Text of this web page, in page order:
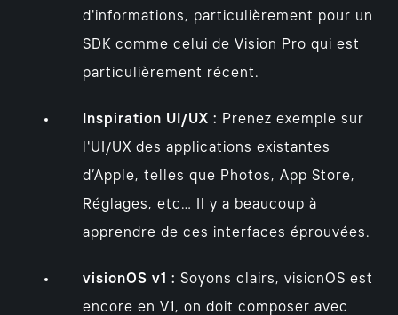
d'informations, particulièrement pour un
SDK comme celui de Vision Pro qui est
particulièrement récent.
Inspiration UI/UX : Prenez exemple sur
l'UI/UX des applications existantes
d’Apple, telles que Photos, App Store,
Réglages, etc… Il y a beaucoup à
apprendre de ces interfaces éprouvées.
visionOS v1 : Soyons clairs, visionOS est
encore en V1, on doit composer avec